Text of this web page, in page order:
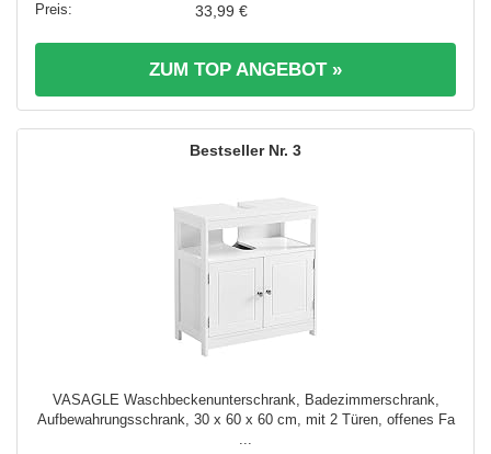
33,99 €
ZUM TOP ANGEBOT »
3
VASAGLE Waschbeckenunterschrank, Badezimmerschrank,
Aufbewahrungsschrank, 30 x 60 x 60 cm, mit 2 Türen, offenes Fa